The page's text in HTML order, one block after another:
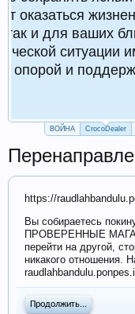
важным как
близких, ведь в
именно вы
для
ВОЙНА CrocoDealer
https://
Вы собираетесь
ПРОВЕРЕННЫЕ
перейти на другой,
никакого отношения.
Продолжить...